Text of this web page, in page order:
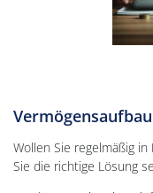
Wollen Sie regelmäßig
Sie die richtige Lösung